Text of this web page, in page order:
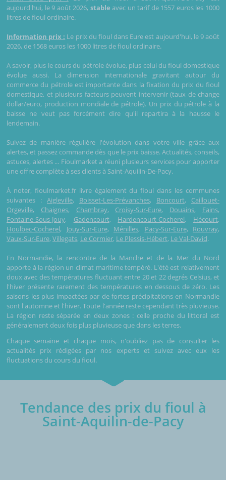
aujourd'hui, le 9 août 2026, stable avec un tarif de 1557 euros les 1000
litres de fioul ordinaire.
Information prix : Le prix du fioul dans Eure est aujourd'hui, le 9 août
2026, de 1568 euros les 1000 litres de fioul ordinaire.
A savoir, plus le cours du pétrole évolue, plus celui du fioul domestique
évolue aussi. La dimension internationale gravitant autour du
commerce du pétrole est importante dans la fixation du prix du fioul
domestique, et plusieurs facteurs peuvent intervenir (taux de change
dollar/euro, production mondiale de pétrole). Un prix du pétrole à la
baisse ne veut pas forcément dire qu'il repartira à la hausse le
lendemain.
Suivez de manière régulière l'évolution dans votre ville grâce aux
alertes, et passez commande dès que le prix baisse. Actualités, conseils,
astuces, alertes ... Fioulmarket a réuni plusieurs services pour apporter
une offre complète à ses clients à Saint-Aquilin-De-Pacy.
À noter, fioulmarket.fr livre également du fioul dans les communes
suivantes : Aigleville, Boisset-Les-Prévanches, Boncourt, Caillouet-
Orgeville, Chaignes, Chambray, Croisy-Sur-Eure, Douains, Fains,
Fontaine-Sous-Jouy, Gadencourt, Hardencourt-Cocherel, Hécourt,
Houlbec-Cocherel, Jouy-Sur-Eure, Ménilles, Pacy-Sur-Eure, Rouvray,
Vaux-Sur-Eure, Villegats, Le Cormier, Le Plessis-Hébert, Le Val-David.
En Normandie, la rencontre de la Manche et de la Mer du Nord
apporte à la région un climat maritime tempéré. L'été est relativement
doux avec des températures fluctuant entre 20 et 22 degrés Celsius, et
l'hiver présente rarement des températures en dessous de zéro. Les
saisons les plus impactées par de fortes précipitations en Normandie
sont l'automne et l'hiver. Toute l'année reste cependant très pluvieuse.
La région reste séparée en deux zones : celle proche du littoral est
généralement deux fois plus pluvieuse que dans les terres.
Chaque semaine et chaque mois, n'oubliez pas de consulter les
actualités prix rédigées par nos experts et suivez avec eux les
fluctuations du cours du fioul.
Tendance des prix du fioul à
Saint-Aquilin-de-Pacy